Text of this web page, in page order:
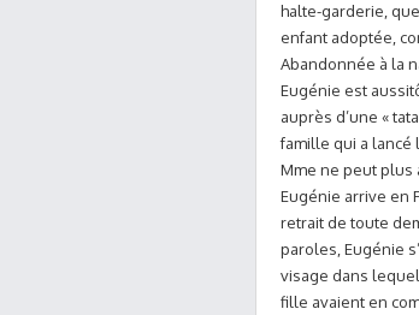
halte-garderie,
enfant adoptée,
Abandonnée à la
Eugénie est
auprès d’une «
famille qui a lancé
Mme ne peut plus
Eugénie arrive en
retrait de toute
paroles, Eugénie
visage dans
fille avaient en